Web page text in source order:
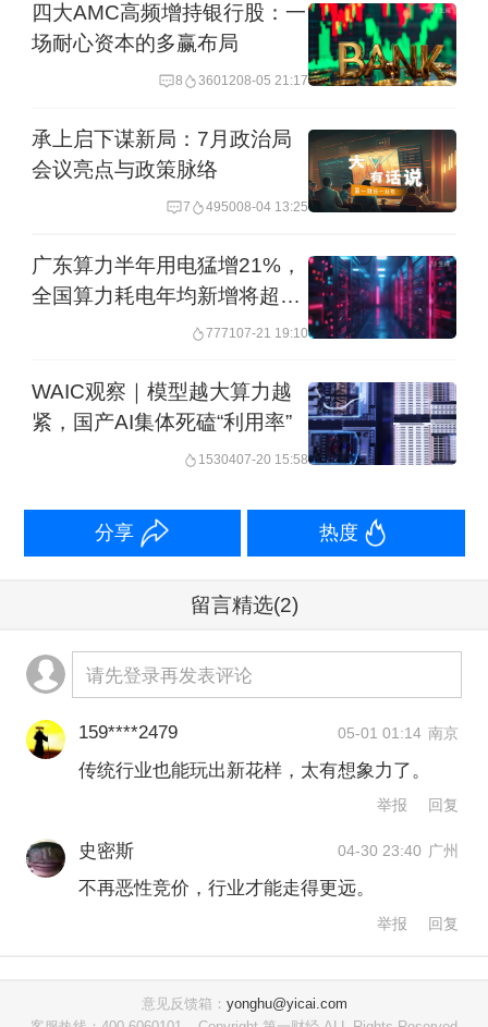
121.72万亿元，其中2025年达到26.3万
“产权市场已经成为我国非标资本市场助
力资产资源要素优化配置当之无愧的核
心引擎。”中国产权协会党委书记、名誉
会长夏忠仁表示。
从交易品种来看，我国产权市场已经从
权、金融资产、自然资源、环境权、阳
光采购、数据要素等7大类、30多个业务
场。
台，“十四五”期间，央企及地方国企资产
交易项目成交额达6.23万亿元，其中
2025年达到1.67万亿元，较2024年增长
31.92%。
此外，知识产权项目“十四五”期间成交额
达到1.14万亿元，其中2025年达3098.03
亿元，创历史新高。数据要素交易自
2023年起纳入行业统计以来，三年累计
额“十四五”期间达78.44万亿元，其中
四大AMC高频增持银行股：一
场耐心资本的多赢布局
8 3601208-05 21:17
承上启下谋新局：7月政治局
会议亮点与政策脉络
7 495008-04 13:25
广东算力半年用电猛增21%，
全国算力耗电年均新增将超千
777107-21 19:10
WAIC观察｜模型越大算力越
紧，国产AI集体死磕“利用率”
1530407-20 15:58
分享 热度
留言精选(2)
请先登录再发表评论
159****2479 05-01 01:14 南京
传统行业也能玩出新花样，太有想象力了。
举报 回复
史密斯 04-30 23:40 广州
不再恶性竞价，行业才能走得更远。
举报 回复
意见反馈箱： yonghu@yicai.com